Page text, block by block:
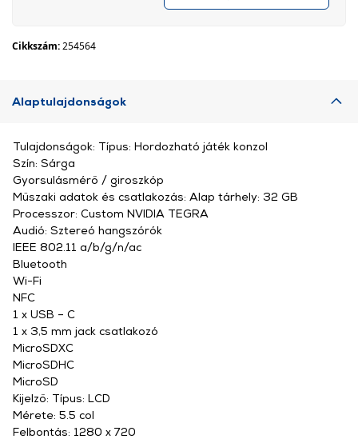
Cikkszám:254564
Alaptulajdonságok
Tulajdonságok: Típus: Hordozható játék konzol
Szín: Sárga
Gyorsulásmérő / giroszkóp
Műszaki adatok és csatlakozás: Alap tárhely: 32 GB
Processzor: Custom NVIDIA TEGRA
Audió: Sztereó hangszórók
IEEE 802.11 a/b/g/n/ac
Bluetooth
Wi-Fi
NFC
1 x USB – C
1 x 3,5 mm jack csatlakozó
MicroSDXC
MicroSDHC
MicroSD
Kijelző: Típus: LCD
Mérete: 5.5 col
Felbontás: 1280 x 720